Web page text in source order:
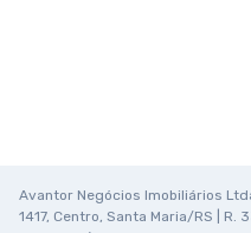
Avantor Negócios Imobiliários
1417, Centro, Santa Maria/RS | R.